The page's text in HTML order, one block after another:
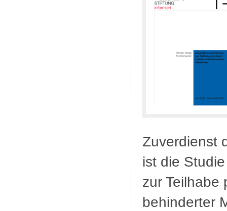
Zuverdienst
ist die
zur Teilhabe
behinderter